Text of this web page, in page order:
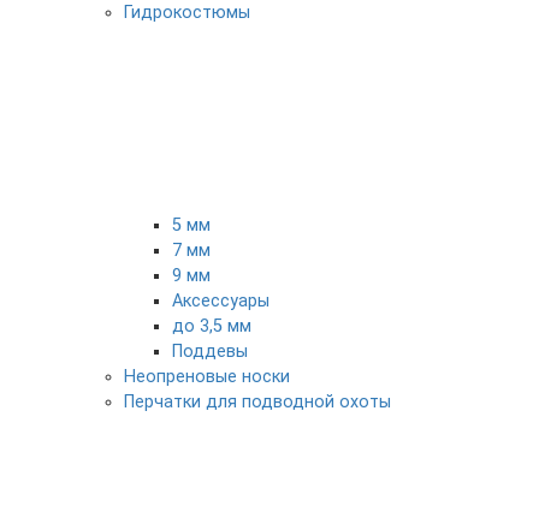
Гидрокостюмы
5 мм
7 мм
9 мм
Аксессуары
до 3,5 мм
Поддевы
Неопреновые носки
Перчатки для подводной охоты